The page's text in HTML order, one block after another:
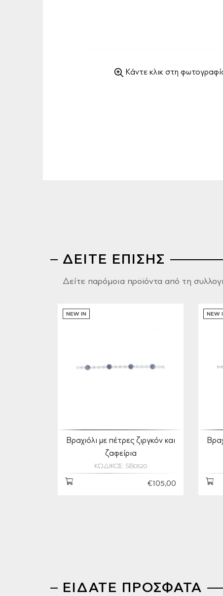
Κάντε κλικ στη
ΔΕΙΤΕ ΕΠΙΣΗΣ
Δείτε παρόμοια προϊόντα από τη
NEW IN
Βραχιόλι με πέτρες ζιργκόν και
ζαφείρια
ΚΩΔΙΚΟΣ: SB0520
€105,00
NEW
ΕΙΔΑΤΕ ΠΡΟΣΦΑΤΑ